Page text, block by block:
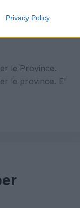
Privacy Policy
in
le Province.
le province. E’